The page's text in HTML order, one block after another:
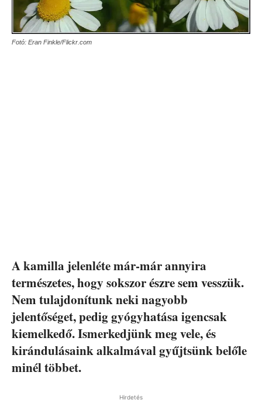
Fotó: Eran Finkle/Flickr.com
A kamilla jelenléte már-már annyira
természetes, hogy sokszor észre sem vesszük.
Nem tulajdonítunk neki nagyobb
jelentőséget, pedig gyógyhatása igencsak
kiemelkedő. Ismerkedjünk meg vele, és
kirándulásaink alkalmával gyűjtsünk belőle
minél többet.
Hirdetés